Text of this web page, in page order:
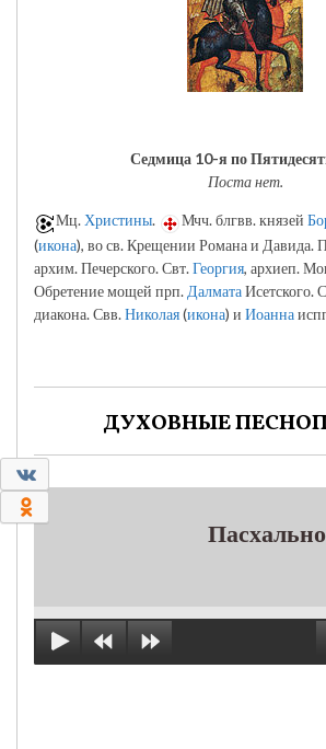
Седмица 10-я по
Поста нет.
Мц. Христины. Мчч. блгвв. князей
(икона), во св. Крещении Романа и Давида.
архим. Печерского. Свт.Георгия, архиеп.
Обретение мощей прп. ДалматаИсетского.
диакона. Свв.Николая(икона) и Иоанна
ДУХОВНЫЕ